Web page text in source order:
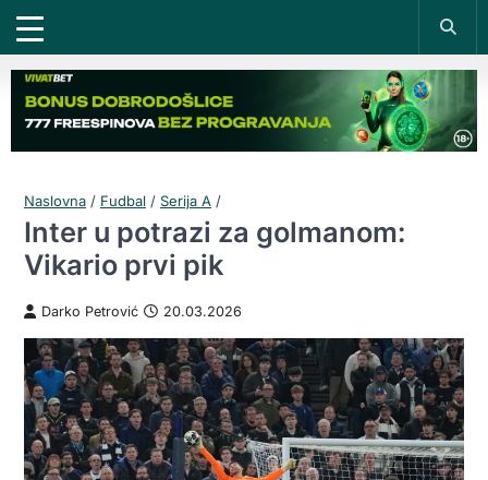
Naslovna / Fudbal / Serija A /
Inter u potrazi za golmanom:
Vikario prvi pik
Darko Petrović 20.03.2026